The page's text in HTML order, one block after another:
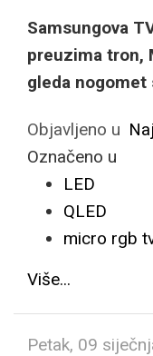
Samsungova
preuzima tron,
gleda nogomet
Objavljeno u
Označeno u
LED
QLED
micro rgb
Više...
Petak, 09